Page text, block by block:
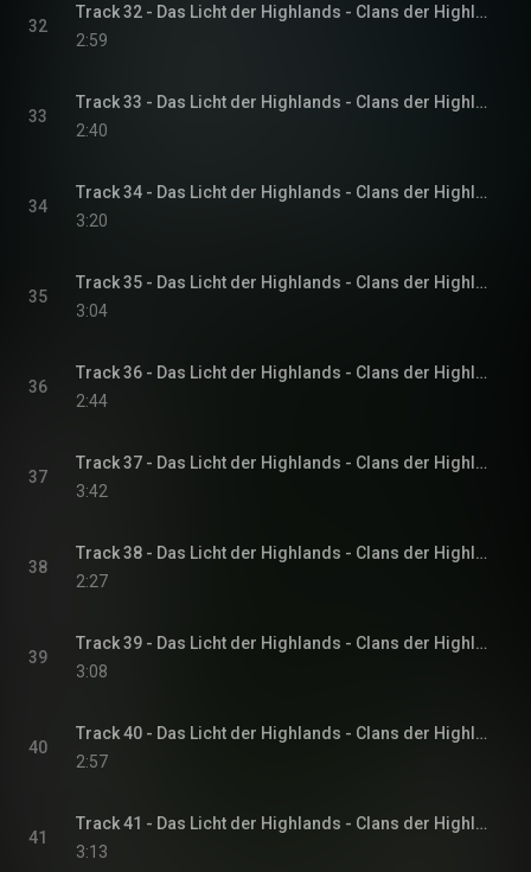
32
Track 32 - Das Licht der Highlands - Clans der Highlands-Reihe, Band 1
2:59
33
Track 33 - Das Licht der Highlands - Clans der Highlands-Reihe, Band 1
2:40
34
Track 34 - Das Licht der Highlands - Clans der Highlands-Reihe, Band 1
3:20
35
Track 35 - Das Licht der Highlands - Clans der Highlands-Reihe, Band 1
3:04
36
Track 36 - Das Licht der Highlands - Clans der Highlands-Reihe, Band 1
2:44
37
Track 37 - Das Licht der Highlands - Clans der Highlands-Reihe, Band 1
3:42
38
Track 38 - Das Licht der Highlands - Clans der Highlands-Reihe, Band 1
2:27
39
Track 39 - Das Licht der Highlands - Clans der Highlands-Reihe, Band 1
3:08
40
Track 40 - Das Licht der Highlands - Clans der Highlands-Reihe, Band 1
2:57
41
Track 41 - Das Licht der Highlands - Clans der Highlands-Reihe, Band 1
3:13